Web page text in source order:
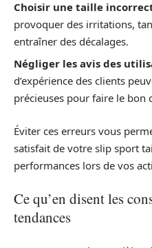
Choisir une taille
provoquer des irritations,
entraîner des décalages.
Négliger les avis des
d’expérience des clients
précieuses pour faire le bon
Éviter ces erreurs vous
satisfait de votre slip sport
performances lors de vos
Ce qu’en disent les
tendances